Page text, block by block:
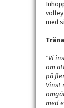
med
"Vi
om
på
Vinst
med